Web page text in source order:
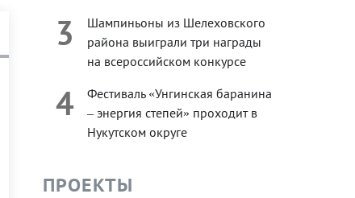
3
Шампиньоны из Шелеховского
района выиграли три награды
на всероссийском конкурсе
4
Фестиваль «Унгинская баранина
– энергия степей» проходит в
Нукутском округе
ПРОЕКТЫ